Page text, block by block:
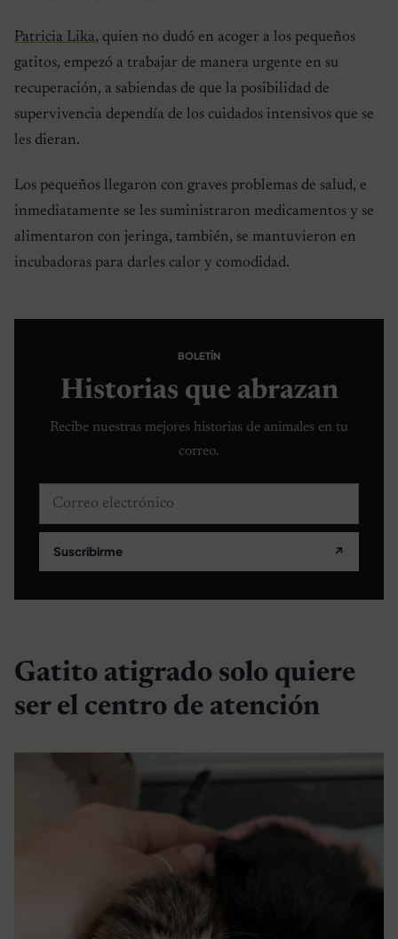
Patricia Lika, quien no dudó en acoger a los pequeños
gatitos, empezó a trabajar de manera urgente en su
recuperación, a sabiendas de que la posibilidad de
supervivencia dependía de los cuidados intensivos que se
les dieran.
Los pequeños llegaron con graves problemas de salud, e
inmediatamente se les suministraron medicamentos y se
alimentaron con jeringa, también, se mantuvieron en
incubadoras para darles calor y comodidad.
BOLETÍN
Historias que abrazan
Recibe nuestras mejores historias de animales en tu
correo.
Correo electrónico
Suscribirme ↗
Gatito atigrado solo quiere
ser el centro de atención